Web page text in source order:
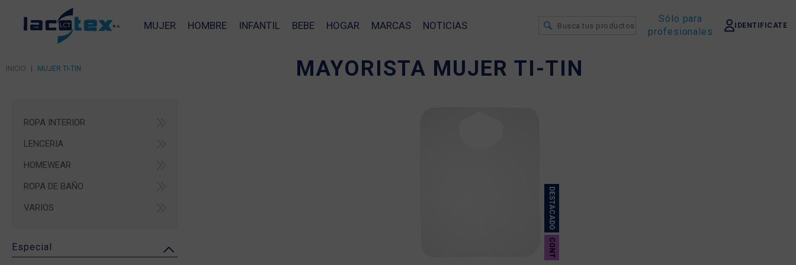
MUJER HOMBRE INFANTIL BEBE HOGAR MARCAS NOTICIAS
Sólo para
profesionales
IDENTIFICATE
INICIO MUJER TI-TIN MAYORISTA MUJER TI-TIN
ROPA INTERIOR
LENCERIA
HOMEWEAR
ROPA DE BAÑO
VARIOS
Especial
DESTACADO
CONT